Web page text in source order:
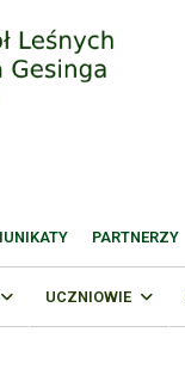
PARTNERZY
UCZNIOWIE